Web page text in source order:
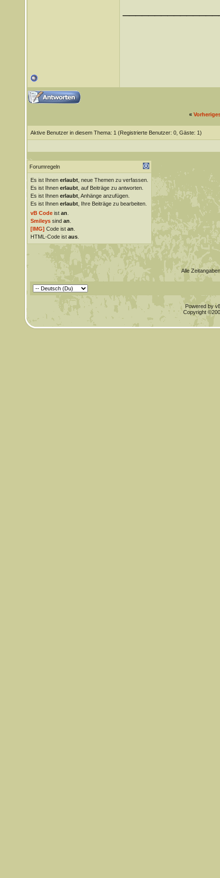
«
Aktive Benutzer in diesem Thema: 1 (Registrierte Benutzer: 0, Gäste: 1)
Forumregeln
Es ist Ihnen erlaubt, neue Themen zu verfassen.
Es ist Ihnen erlaubt, auf Beiträge zu antworten.
Es ist Ihnen erlaubt, Anhänge anzufügen.
Es ist Ihnen erlaubt, Ihre Beiträge zu bearbeiten.
vB Codeist an
Smileyssind an
[IMG] Code ist an
HTML-Code ist aus.
Alle
Powered by
Copyright